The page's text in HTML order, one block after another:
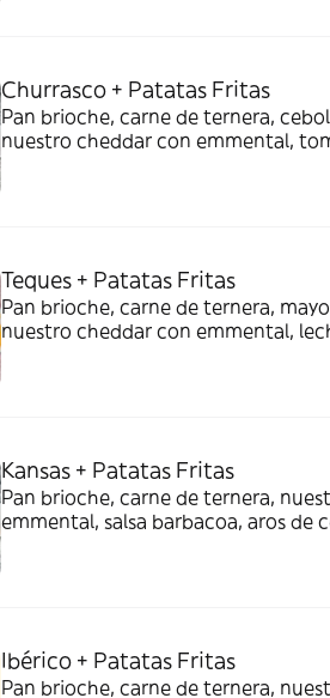
Churrasco + Patatas Fritas
Pan brioche, carne de ternera,
nuestro cheddar con emmental,
Teques + Patatas Fritas
Pan brioche, carne de ternera,
nuestro cheddar con emmental,
Kansas + Patatas Fritas
Pan brioche, carne de ternera,
emmental, salsa barbacoa, aros de
Ibérico + Patatas Fritas
Pan brioche, carne de ternera,